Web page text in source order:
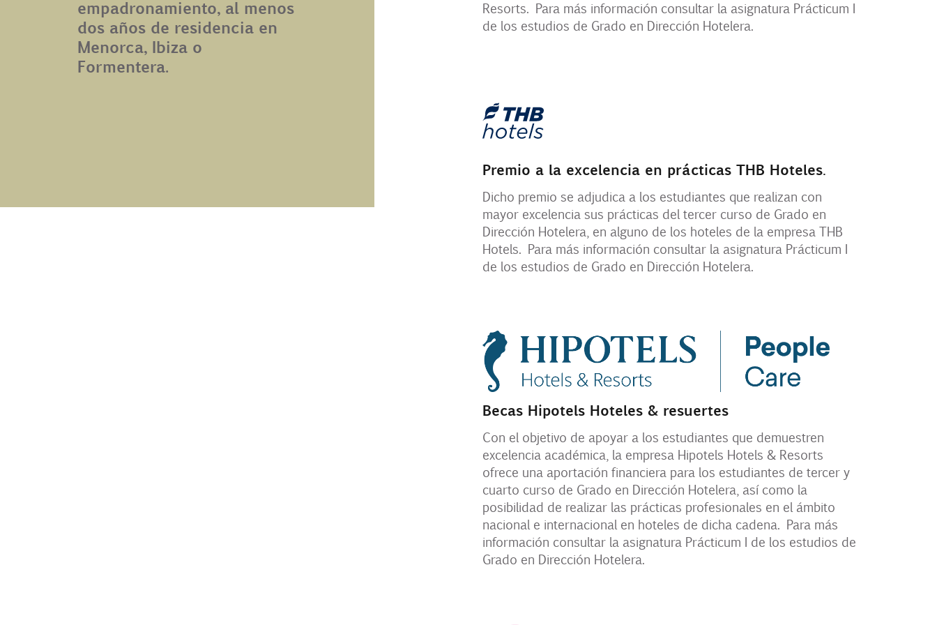
empadronamiento, al menos
dos años de residencia en
Menorca, Ibiza o
Formentera.
Resorts. Para más información consultar la asignatura Prácticum I
de los estudios de Grado en Dirección Hotelera.
Premio a la excelencia en prácticas THB Hoteles.
Dicho premio se adjudica a los estudiantes que realizan con
mayor excelencia sus prácticas del tercer curso de Grado en
Dirección Hotelera, en alguno de los hoteles de la empresa THB
Hotels. Para más información consultar la asignatura Prácticum I
de los estudios de Grado en Dirección Hotelera.
Becas Hipotels Hoteles & resuertes
Con el objetivo de apoyar a los estudiantes que demuestren
excelencia académica, la empresa Hipotels Hotels & Resorts
ofrece una aportación financiera para los estudiantes de tercer y
cuarto curso de Grado en Dirección Hotelera, así como la
posibilidad de realizar las prácticas profesionales en el ámbito
nacional e internacional en hoteles de dicha cadena. Para más
información consultar la asignatura Prácticum I de los estudios de
Grado en Dirección Hotelera.